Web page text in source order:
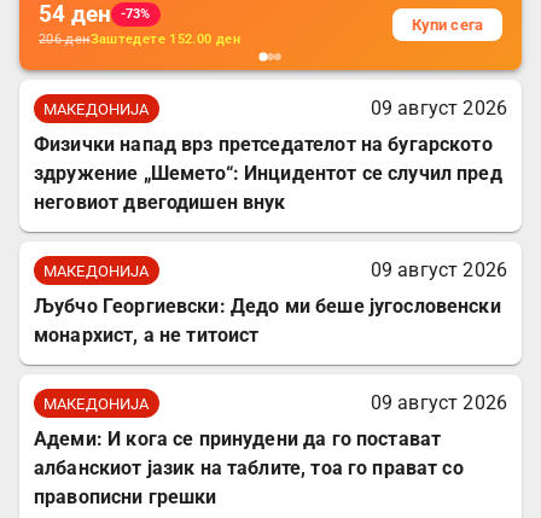
54 ден
-73%
206денЗаштедете 152.00 ден
Купи сега
МАКЕДОНИЈА
09 август 2026
Физички напад врз претседателот на бугарското
здружение „Шемето“: Инцидентот се случил пред
неговиот двегодишен внук
МАКЕДОНИЈА
09 август 2026
Љубчо Георгиевски: Дедо ми беше југословенски
монархист, а не титоист
МАКЕДОНИЈА
09 август 2026
Адеми: И кога се принудени да го постават
албанскиот јазик на таблите, тоа го прават со
правописни грешки